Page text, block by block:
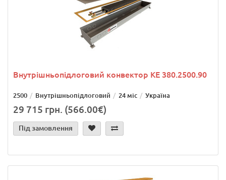
Внутрішньопідлоговий конвектор KE 380.2500.90
2500 Внутрішньопідлоговий 24 міс Україна
29 715 грн. (566.00€)
Під замовлення